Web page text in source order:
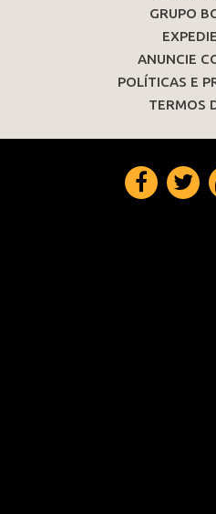
GRUPO
ANUNCIE
POLÍTICAS E
TERMOS